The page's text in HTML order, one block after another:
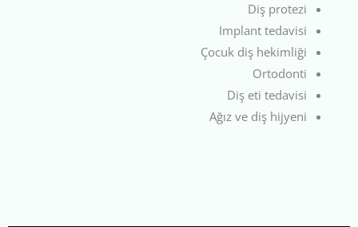
Diş protezi
Implant tedavisi
Çocuk diş hekimliği
Ortodonti
Diş eti tedavisi
Ağız ve diş hijyeni